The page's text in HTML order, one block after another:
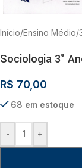
Início/Ensino Médio/
Sociologia 3°
R$ 70,00
68 em estoque
- +